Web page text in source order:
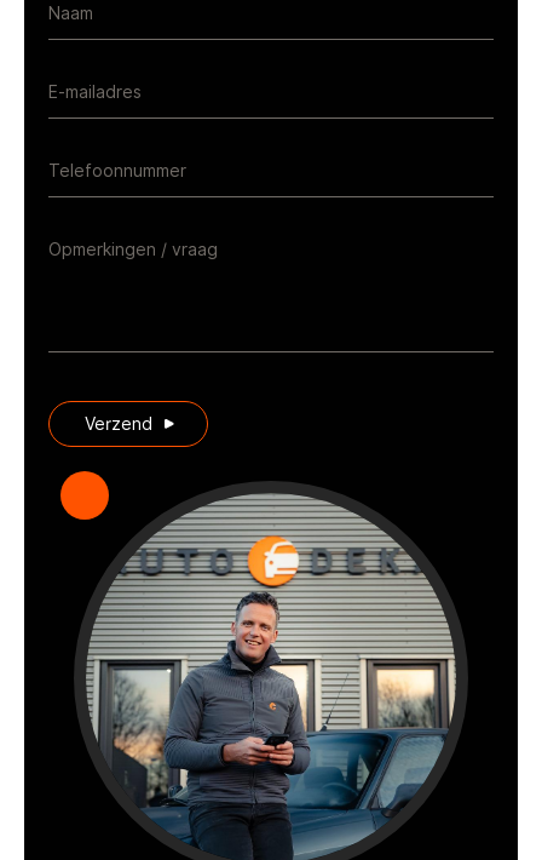
Naam
E-mailadres
Telefoonnummer
Opmerkingen / vraag
Verzend